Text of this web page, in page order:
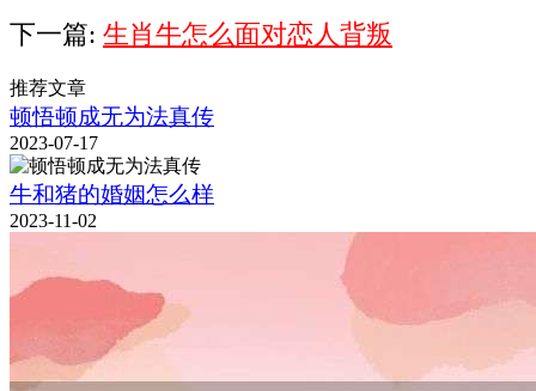
下一篇: 生肖牛怎么面对恋人背叛
推荐文章
顿悟顿成无为法真传
2023-07-17
牛和猪的婚姻怎么样
2023-11-02